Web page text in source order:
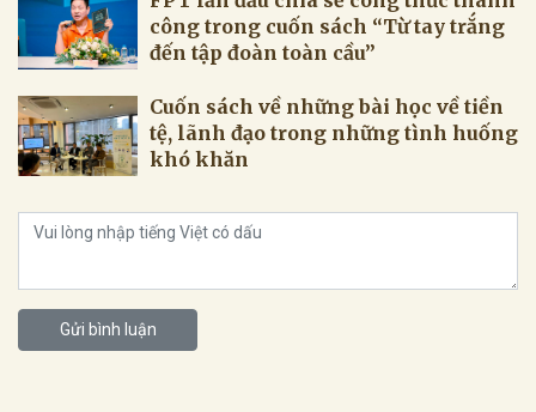
công trong cuốn sách “Từ tay trắng
Cuốn sách về những bài học về tiền
tệ, lãnh đạo trong những tình huống
khó khăn
Gửi bình luận